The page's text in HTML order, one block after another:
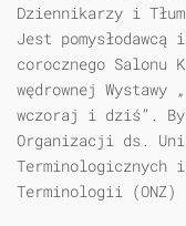
Dziennikarzy i
Jest
corocznego
wędrownej
wczoraj i dziś”.
Organizacji ds.
Terminologicznych i
Terminologii (ONZ)